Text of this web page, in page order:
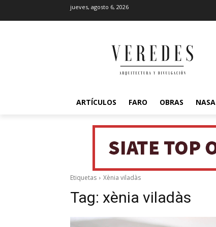
jueves, agosto 6, 2026
ARTÍCULOS FARO OBRAS NASA
Etiquetas Xènia viladàs
Tag: xènia viladàs